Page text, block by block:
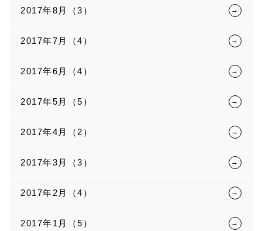
2017年8月（3）
2017年7月（4）
2017年6月（4）
2017年5月（5）
2017年4月（2）
2017年3月（3）
2017年2月（4）
2017年1月（5）